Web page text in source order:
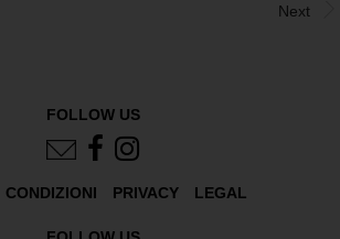
Next
FOLLOW US
CONDIZIONI PRIVACY LEGAL